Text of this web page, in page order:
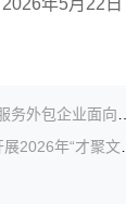
2026年5月22日